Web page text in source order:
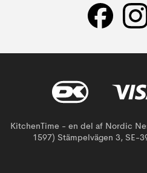
KitchenTime - en del af Nordic
1597) Stämpelvägen 3, SE-